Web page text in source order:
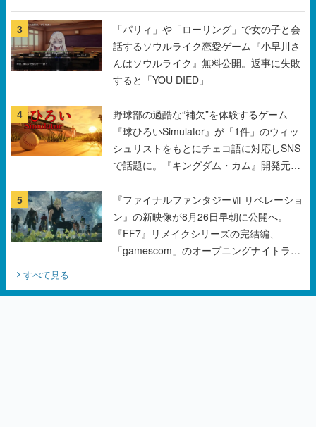
3
「パリィ」や「ローリング」で女の子と会
話するソウルライク恋愛ゲーム『小早川さ
んはソウルライク』無料公開。返事に失敗
すると「YOU DIED」
4
野球部の過酷な“補欠”を体験するゲーム
『球ひろいSimulator』が「1件」のウィッ
シュリストをもとにチェコ語に対応しSNS
で話題に。『キングダム・カム』開発元や
チェコのプロ野球選手から称賛の声
5
『ファイナルファンタジーⅦ リベレーショ
ン』の新映像が8月26日早朝に公開へ。
『FF7』リメイクシリーズの完結編、
「gamescom」のオープニングナイトライ
すべて見る